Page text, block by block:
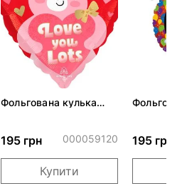
Фольгована кулька
195 грн 000059120
Купити
195 грн